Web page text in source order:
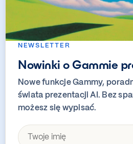
NEWSLETTER
Nowinki o Gammie
Nowe funkcje Gammy,
świata prezentacji AI. Bez
możesz się wypisać.